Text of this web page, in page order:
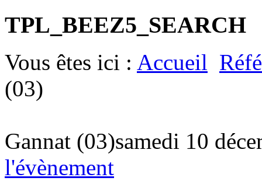
TPL_BEEZ5_SEARCH
Vous êtes ici : Accueil
(03)
Gannat (03)samedi 10
l'évènement